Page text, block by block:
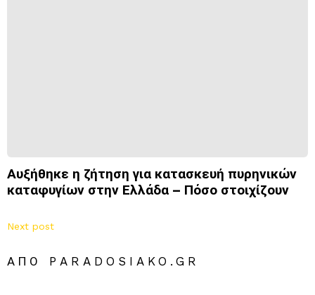
Αυξήθηκε η ζήτηση για κατασκευή πυρηνικών
καταφυγίων στην Ελλάδα – Πόσο στοιχίζουν
Next post
ΑΠΌ PARADOSIAKO.GR